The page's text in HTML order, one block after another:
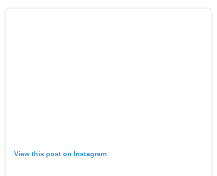
View this post on Instagram